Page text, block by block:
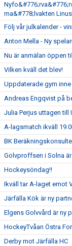
ma&#778;lvakten
Följ vår julkalender -
Anton Mella - Ny
Nu är anmälan öppen
Vilken kväll det blev!
Uppdaterade gym
Andreas Engqvist på
Julia Perjus uttagen till
A-lagsmatch ikväll
BK
Golvproffsen i Solna
Hockeysöndag!!
Ikväll tar A-laget emot
Järfälla Kök är ny
Elgens Golvvård är ny
HockeyTvåan Östra
Derby mot Järfälla HC